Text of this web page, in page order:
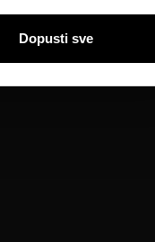
Dopusti sve